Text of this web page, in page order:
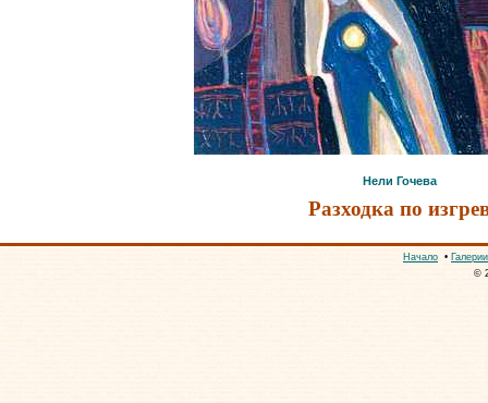
Нели Гочева
Разходка по
Начало • Галерии
©